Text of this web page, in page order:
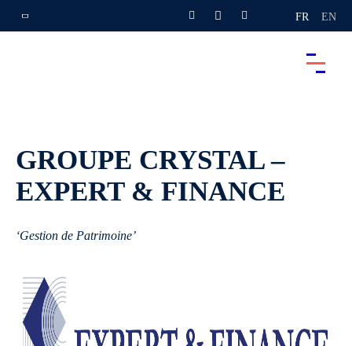
FR EN
GROUPE CRYSTAL –
EXPERT & FINANCE
‘Gestion de Patrimoine’